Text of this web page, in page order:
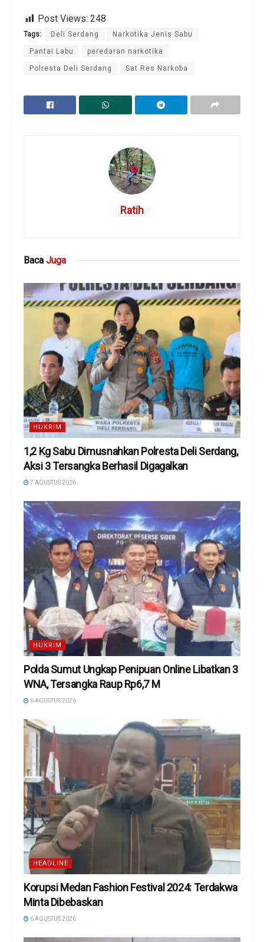
Post Views: 248
Tags: Deli Serdang Narkotika Jenis Sabu
Pantai Labu peredaran narkotika
Polresta Deli Serdang Sat Res Narkoba
Ratih
Baca Juga
HUKRIM
1,2 Kg Sabu Dimusnahkan Polresta Deli Serdang,
Aksi 3 Tersangka Berhasil Digagalkan
7 AGUSTUS 2026
HUKRIM
Polda Sumut Ungkap Penipuan Online Libatkan 3
WNA, Tersangka Raup Rp6,7 M
6 AGUSTUS 2026
HEADLINE
Korupsi Medan Fashion Festival 2024: Terdakwa
Minta Dibebaskan
6 AGUSTUS 2026